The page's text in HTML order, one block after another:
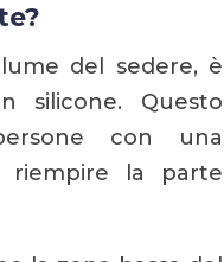
del sedere, è
silicone. Questo
con una
riempire la parte